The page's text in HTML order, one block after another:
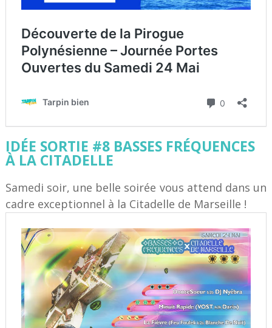
IDÉE SORTIE #8 BASSES FRÉQUENCES
À LA CITADELLE
Samedi soir, une belle soirée vous attend dans un
cadre exceptionnel à la Citadelle de Marseille !